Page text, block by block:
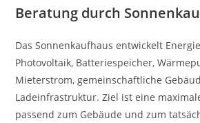
Beratung durch
Das Sonnenkaufhaus entwickelt
Photovoltaik, Batteriespeicher,
Mieterstrom, gemeinschaftliche
Ladeinfrastruktur. Ziel ist eine
passend zum Gebäude und zum